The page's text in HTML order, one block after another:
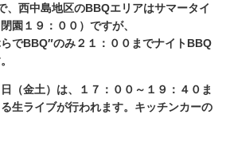
、西中島地区のBBQエリアはサマータイ
園１９：００）ですが、
でBBQ″のみ２１：００までナイトBBQ
（金土）は、１７：００～１９：４０ま
生ライブが行われます。キッチンカーの